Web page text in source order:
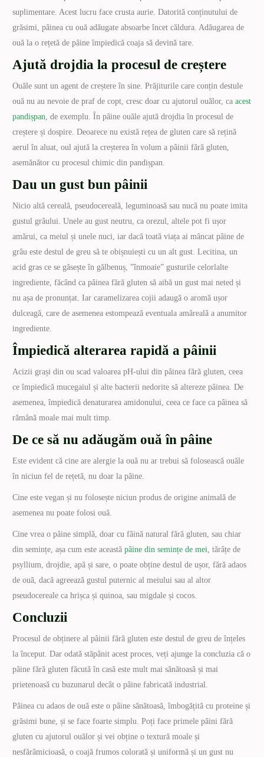
suplimentare. Acest lucru face crusta aurie. Datorită conținutului de
grăsimi, pâinea cu ouă adăugate absoarbe încet căldura. Adăugarea de
ouă la o rețetă de pâine împiedică coaja să devină tare.
Ajută drojdia la procesul de creștere
Ouăle sunt un agent de creștere în sine. Prăjiturile care conțin destule
ouă nu au nevoie de praf de copt, cresc doar cu ajutorul ouălor, caacest
pandișpan , de exemplu. În pâine ouăle ajută drojdia în procesul de
creștere și dospire. Deoarece nu există rețea de gluten care să rețină
aerul în aluat, oul ajută la creșterea în volum a pâinii fără gluten,
asemănător cu procesul chimic din pandișpan.
Dau un gust bun pâinii
Nicio altă cereală, pseudocereală, leguminoasă sau nucă nu poate imita
gustul grâului. Unele au gust neutru, ca orezul, altele pot fi ușor
amărui, ca meiul și unele nuci, iar dacă toată viața ai mâncat pâine de
grâu este destul de greu să te obișnuiești cu un alt gust. Lecitina, un
acid gras ce se găsește în gălbenuș, ”înmoaie” gusturile celorlalte
ingrediente, făcând ca pâinea fără gluten să aibă un gust mai neted și
nu așa de pronunțat. Iar caramelizarea cojii adaugă o aromă ușor
dulceagă, care de asemenea estompează eventuala amăreală a anumitor
ingrediente.
Împiedică alterarea rapidă a pâinii
Acizii grași din ou scad valoarea pH-ului din pâinea fără gluten, ceea
ce împiedică mucegaiul și alte bacterii nedorite să altereze pâinea. De
asemenea, împiedică denaturarea amidonului, ceea ce face ca pâinea să
rămână moale mai mult timp.
De ce să nu adăugăm ouă în pâine
Este evident că cine are alergie la ouă nu ar trebui să folosească ouăle
în niciun fel de rețetă, nu doar la pâine.
Cine este vegan și nu folosește niciun produs de origine animală de
asemenea nu poate folosi ouă.
Cine vrea o pâine simplă, doar cu făină natural fără gluten, sau chiar
din semințe, așa cum este aceastăpâine din semințe de mei , tărâțe de
psyllium, drojdie, apă și sare, o poate obține destul de ușor, fără adaos
de ouă, dacă agreează gustul puternic al meiului sau al altor
pseudocereale ca hrișca și quinoa, sau migdale și cocos.
Concluzii
Procesul de obținere al pâinii fără gluten este destul de greu de înțeles
la început. Dar odată stăpânit acest proces, veți ajunge la concluzia că o
pâine fără gluten făcută în casă este mult mai sănătoasă și mai
prietenoasă cu buzunarul decât o pâine fabricată industrial.
Pâinea cu adaos de ouă este o pâine sănătoasă, îmbogățită cu proteine și
grăsimi bune, și se face foarte simplu. Poți face primele pâini fără
gluten cu ajutorul ouălor și vei obține o textură moale și
nesfărâmicioasă, o coajă frumos colorată și uniformă și un gust nu